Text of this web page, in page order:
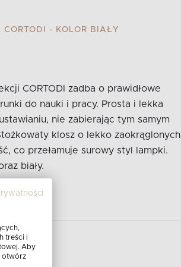
CORTODI - KOLOR BIAŁY
CORTODI zadba o prawidłowe
do nauki i pracy. Prosta i lekka
nie zabierając tym samym
klosz o lekko zaokrąglonych
co przełamuje surowy styl lampki.
biały.
treści i
Aby
otwórz